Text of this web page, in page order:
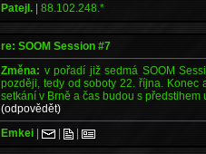
Patejl. |88.102.248.*
re: SOOM Session #7
Změna: v pořadí již sedmá SOOM
později, tedy od soboty 22. října. Konec
setkání v Brně a čas budou s předstihem
(odpovědět)
Emkei | | |